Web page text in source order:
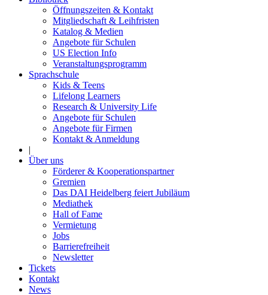
Öffnungszeiten & Kontakt
Mitgliedschaft & Leihfristen
Katalog & Medien
Angebote für Schulen
US Election Info
Veranstaltungsprogramm
Sprachschule
Kids & Teens
Lifelong Learners
Research & University Life
Angebote für Schulen
Angebote für Firmen
Kontakt & Anmeldung
|
Über uns
Förderer & Kooperationspartner
Gremien
Das DAI Heidelberg feiert Jubiläum
Mediathek
Hall of Fame
Vermietung
Jobs
Barrierefreiheit
Newsletter
Tickets
Kontakt
News